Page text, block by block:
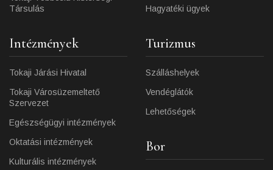
Társulás
Hagyatéki ügyek
Intézmények
Tokaji Járási Hivatal
Tokaji Városüzemeltető
Szervezet
Egészségügyi intézmények
Oktatási intézmények
Kulturális intézmények
Turizmus
Szálláshelyek
Vendéglátók
Lehetőségek
Bor